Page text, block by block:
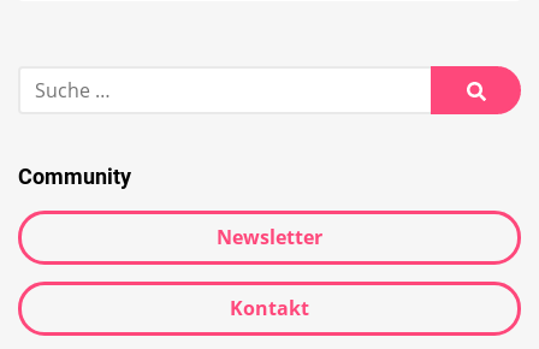
Suche
nach:
Suche
Community
Newsletter
Kontakt